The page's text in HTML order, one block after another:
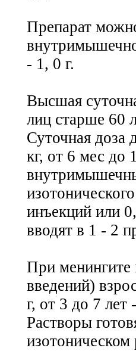
Препарат
- 1, 0 г.
Высшая
лиц старше 60
Суточная доза
кг, от 6 мес до
инъекций или
вводят в 1 - 2
При менингите
введений)
г, от 3 до 7 лет
Растворы